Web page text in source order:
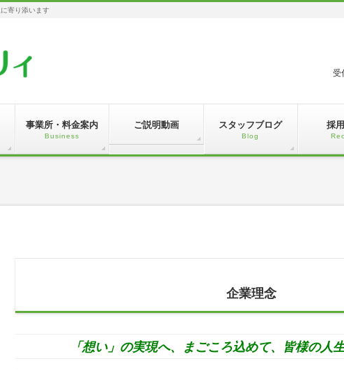
寄り添います
受
事業所・料金案内
Business
ご説明動画 スタッフブログ
Blog
採
企業理念
「想い」の実現へ、まごころ込めて、皆様の人